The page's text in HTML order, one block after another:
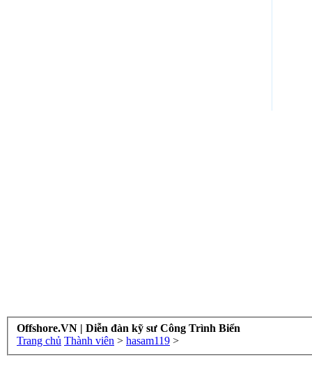
Offshore.VN | Diễn đàn kỹ sư Công Trình Biển
Trang chủ Thành viên > hasam119 >